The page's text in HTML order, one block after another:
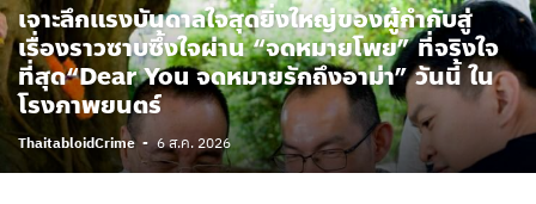
เจาะลึกแรงบันดาลใจสุดยิ่งใหญ่ของผู้กำกับสู่
เรื่องราวซาบซึ้งใจผ่าน “จดหมายโพย” ที่จริงใจ
ที่สุด“Dear You จดหมายรักถึงอาม่า” วันนี้ ใน
โรงภาพยนตร์
ThaitabloidCrime - 6 ส.ค. 2026